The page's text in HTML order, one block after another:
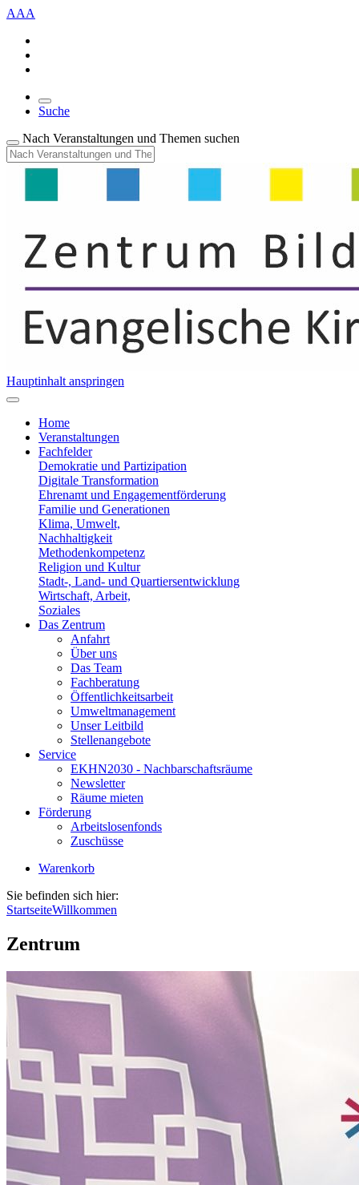
AAA
Suche
Nach Veranstaltungen und Themen suchen
Hauptinhalt anspringen
Home
Veranstaltungen
Fachfelder
Demokratie und Partizipation
Digitale Transformation
Ehrenamt und Engagementförderung
Familie und Generationen
Klima, Umwelt,
Nachhaltigkeit
Methodenkompetenz
Religion und Kultur
Stadt-, Land- und Quartiersentwicklung
Wirtschaft, Arbeit,
Soziales
Das Zentrum
Anfahrt
Über uns
Das Team
Fachberatung
Öffentlichkeitsarbeit
Umweltmanagement
Unser Leitbild
Stellenangebote
Service
EKHN2030 - Nachbarschaftsräume
Newsletter
Räume mieten
Förderung
Arbeitslosenfonds
Zuschüsse
Warenkorb
Sie befinden sich hier:
StartseiteWillkommen
Zentrum